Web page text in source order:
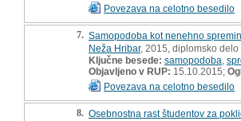
Povezava na celotno besedilo
7. Samopodoba kot nenehno
Neža Hribar, 2015, diplomsko delo
Ključne besede: samopodoba
Objavljeno v RUP: 15.10.2015;
Povezava na celotno besedilo
8. Osebnostna rast študentov za